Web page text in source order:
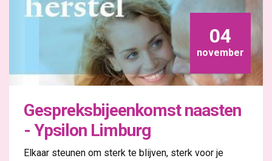
04
november
Gespreksbijeenkomst naasten
- Ypsilon Limburg
Elkaar steunen om sterk te blijven, sterk voor je